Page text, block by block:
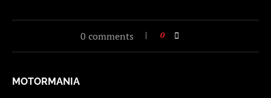
0 comments 0
MOTORMANIA